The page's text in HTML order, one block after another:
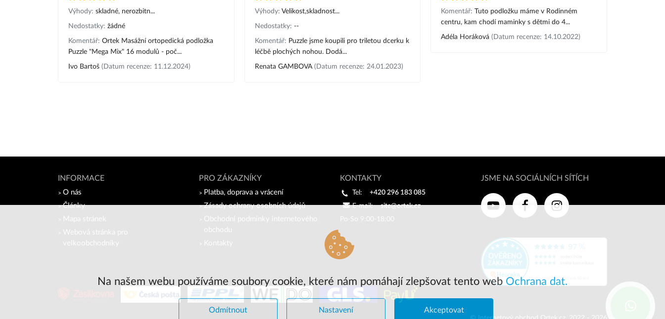
Výhody: skladné, nerozbitn...
Nedostatky: žádné
Komentář: Ortek Masážní ortopedická podložka
Puzzle "Mega Mix" 16 modulů - poč...
Ivo Bartoš (Datum recenze: 11.12.2024)
Výhody: Velikost,skladnost...
Nedostatky: --
Komentář: Puzzle jsme koupili pro triletou dcerku k
léčbě plochých nohou. Dodá...
Renata GAMBOVA (Datum recenze: 24.01.2023)
Komentář: Tuto podložku máme v Rodinném
centru, kam chodí maminky s dětmi do 4...
Adéla Horáková(Datum recenze: 14.10.2022)
INFORMACE
O nás
Články
Mapa stránek
Webová stránka pro
velkoobchodníky
PRO ZÁKAZNÍKY
Platba, doprava a vrácení
Zásady ochrany osobních údajů
Obchodní podmínky internetového
obchodu
Kontakty
KONTAKTY
Tel:
+420 296 183 085
E-mail:
site@ortek.cz
Po-So 9:00-18:00
JSME NA SOCIÁLNÍCH SÍTÍCH
Na našem webu používáme soubory cookie, které nám pomáhají zlepšovat tento web Ochrana dat.
Odmítnout Nastavení Akceptovat